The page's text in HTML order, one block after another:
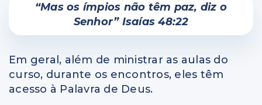
“Mas os ímpios não têm paz, diz o
Senhor” Isaías 48:22
Em geral, além de ministrar as aulas do
curso, durante os encontros, eles têm
acesso à Palavra de Deus.